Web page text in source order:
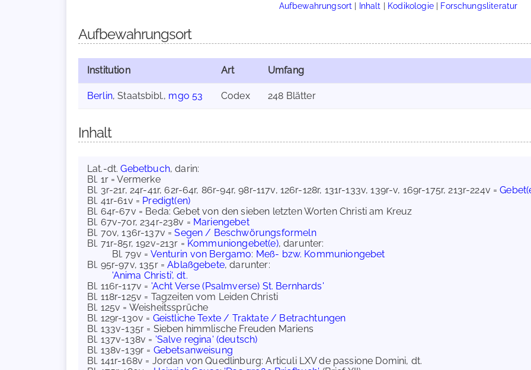
Aufbewahrungsort | Inhalt | Kodikologie| Forschungsliteratur
Aufbewahrungsort
Institution Art Umfang
Berlin, Staatsbibl., mgo 53 Codex 248 Blätter
Inhalt
Lat.-dt.Gebetbuch, darin:
Bl. 1r = Vermerke
Bl. 3r-21r, 24r-41r, 62r-64r, 86r-94r, 98r-117v, 126r-128r, 131r-133v, 139r-v, 169r-175r, 213r-224v =
Bl. 41r-61v = Predigt(en)
Bl. 64r-67v = Beda: Gebet von den sieben letzten Worten Christi am Kreuz
Bl. 67v-70r, 234r-238v = Mariengebet
Bl. 70v, 136r-137v =Segen / Beschwörungsformeln
Bl. 71r-85r, 192v-213r = Kommuniongebet(e), darunter:
Bl. 79v =Venturin von Bergamo: Meß- bzw. Kommuniongebet
Bl. 95r-97v, 135r =Ablaßgebete, darunter:
'Anima Christi', dt.
Bl. 116r-117v = 'Acht Verse (Psalmverse) St. Bernhards'
Bl. 118r-125v = Tagzeiten vom Leiden Christi
Bl. 125v = Weisheitssprüche
Bl. 129r-130v = Geistliche Texte / Traktate / Betrachtungen
Bl. 133v-135r = Sieben himmlische Freuden Mariens
Bl. 137v-138v = 'Salve regina' (deutsch)
Bl. 138v-139r = Gebetsanweisung
Bl. 141r-168v = Jordan von Quedlinburg: Articuli LXV de passione Domini, dt.